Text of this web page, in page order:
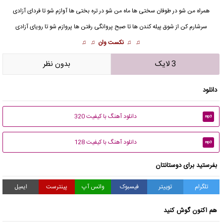
همراه من شو در طوفان سختی ها ماه من شو در تره بختی هاآوازم شو تا فردای آزادی
سرشارم کن از شوق پیله کندن ها تا صبح پروانگی رفتن ها پروازم شو تا رویای آزادی
♫ ♫ نکست وان ♫ ♫
3 لایک بدون نظر
دانلود
mp3 دانلود آهنگ با کیفیت 320
mp3 دانلود آهنگ با کیفیت 128
بفرستید برای دوستانتان
تلگرام توییتر فیسبوک واتس آپ پینترست ایمیل
هم اکنون گوش کنید